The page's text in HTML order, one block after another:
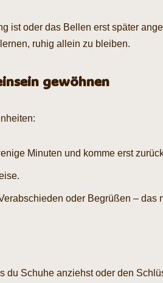
ist oder das Bellen erst später
ruhig allein zu bleiben.
gewöhnen
Minuten und komme erst
oder Begrüßen – das
du Schuhe anziehst oder den